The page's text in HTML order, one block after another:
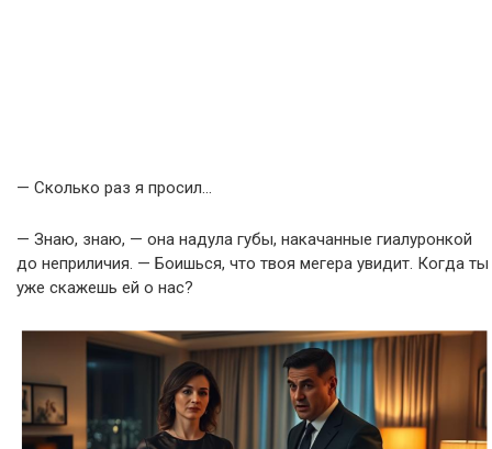
— Сколько раз я просил…
— Знаю, знаю, — она надула губы, накачанные гиалуронкой
до неприличия. — Боишься, что твоя мегера увидит. Когда ты
уже скажешь ей о нас?